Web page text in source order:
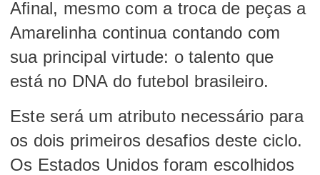
Afinal, mesmo com a troca de peças a
Amarelinha continua contando com
sua principal virtude: o talento que
está no DNA do futebol brasileiro.
Este será um atributo necessário para
os dois primeiros desafios deste ciclo.
Os Estados Unidos foram escolhidos